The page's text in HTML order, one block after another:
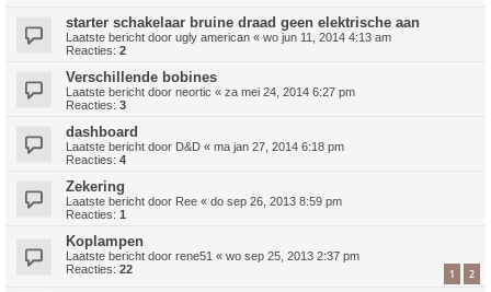
starter schakelaar bruine draad geen elektrische aan
Laatste bericht door ugly american « wo jun 11, 2014 4:13 am
Reacties: 2
Verschillende bobines
Laatste bericht door neortic « za mei 24, 2014 6:27 pm
Reacties: 3
dashboard
Laatste bericht door D&D « ma jan 27, 2014 6:18 pm
Reacties: 4
Zekering
Laatste bericht door Ree « do sep 26, 2013 8:59 pm
Reacties: 1
Koplampen
Laatste bericht door rene51 « wo sep 25, 2013 2:37 pm
Reacties: 22 1 2